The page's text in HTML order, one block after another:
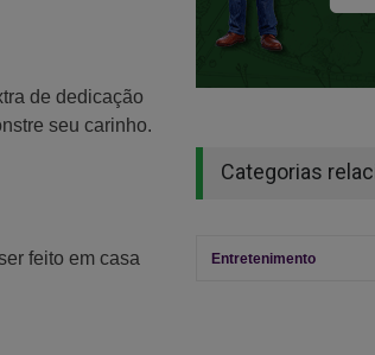
de dedicação
seu carinho.
feito em casa
Categorias
Entretenimento